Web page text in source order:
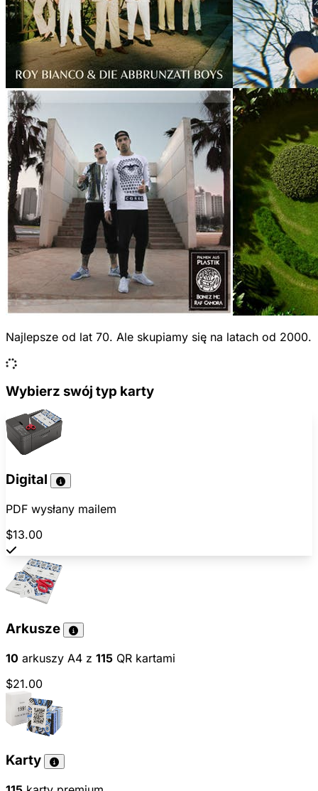
Najlepsze od lat 70. Ale skupiamy się na latach od 2000.
Wybierz swój typ karty
Digital
PDF wysłany mailem
$13.00
Arkusze
10 arkuszy A4 z 115 QR kartami
$21.00
Karty